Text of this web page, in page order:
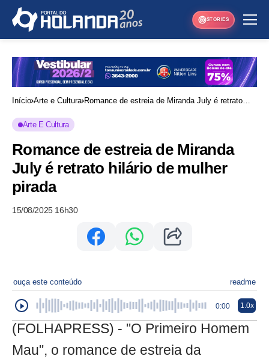
STORIES
Início Arte e Cultura Romance de estreia de Miranda July é retrato
Arte E Cultura
Romance de estreia de Miranda
July é retrato hilário de mulher
pirada
15/08/2025 16h30
ouça este conteúdo readme
0:00 1.0x
(FOLHAPRESS) - "O Primeiro Homem
Mau", o romance de estreia da